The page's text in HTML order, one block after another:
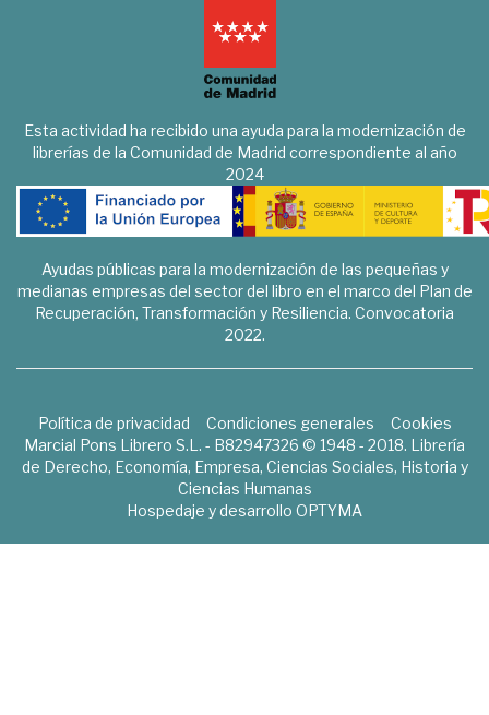
Esta actividad ha recibido una ayuda para la modernización de
librerías de la Comunidad de Madrid correspondiente al año
2024
Ayudas públicas para la modernización de las pequeñas y
medianas empresas del sector del libro en el marco del Plan de
Recuperación, Transformación y Resiliencia. Convocatoria
2022.
Política de privacidad Condiciones generales
Cookies
Marcial Pons Librero S.L. - B82947326 © 1948 - 2018. Librería
de Derecho, Economía, Empresa, Ciencias Sociales, Historia y
Ciencias Humanas
Hospedaje y desarrollo OPTYMA